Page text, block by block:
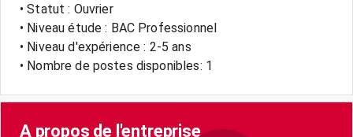
• Statut : Ouvrier
• Niveau étude : BAC Professionnel
• Niveau d'expérience : 2-5 ans
• Nombre de postes disponibles: 1
A propos de l'entreprise